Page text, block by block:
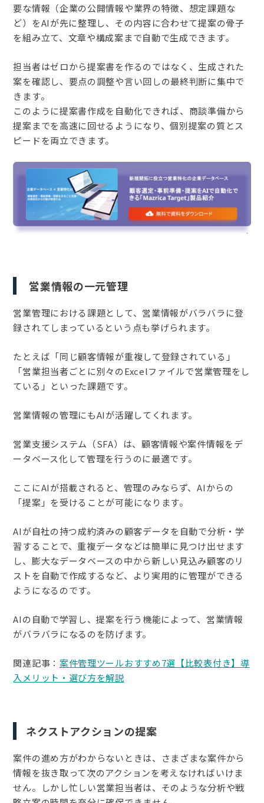
要な情報（企業の公開情報や業界の特徴、想定課題な
ど）をAIが先に整理し、その内容に合わせて提案の骨子
を組み立て、文章や構成案まで自動で生成できます。
担当者はゼロから提案書を作るのではなく、生成された
案を確認し、要点の調整や言い回しの最終判断に集中で
きます。
このように提案書作成を自動化できれば、商談準備から
提案までを高速に回せるようになり、個別提案の質とス
ピードを両立できます。
営業情報の一元管理
営業管理における課題として、営業情報がバラバラに登
録されてしまっているという点も挙げられます。
たとえば「同じ顧客情報が重複して登録されている」
「営業担当者ごとに別々のExcelファイルで営業管理をし
ている」といった課題です。
営業情報の管理にもAIが活躍してくれます。
営業支援システム（SFA）は、 顧客情報や案件情報をデ
ータベース化 して管理を行うのに最適です。
ここにAIが搭載されると、管理のみならず、AIからの
「提案」を受けることが可能になります。
AIが自社の持つ成約済みの顧客データを自動で分析・学
習することで、重複データなどは簡単に見つけ出せます
し、膨大なデータベースの中から新しい見込み顧客のリ
ストを自動で作成するなど、より実用的に管理ができる
ようになるのです。
AIの自動で学習し、提案を行う機能によって、営業情報
がバラバラになるのを防げます。
関連記事： 案件管理ツールおすすめ7選【比較表付き】導
入メリット・選び方を解説
ネクストアクションの提案
案件の進め方がわからないときは、さまざまな案件から
情報を抜き取って次のアクションを考えなければいけま
せん。しかし忙しい営業担当者は、そのような分析や戦